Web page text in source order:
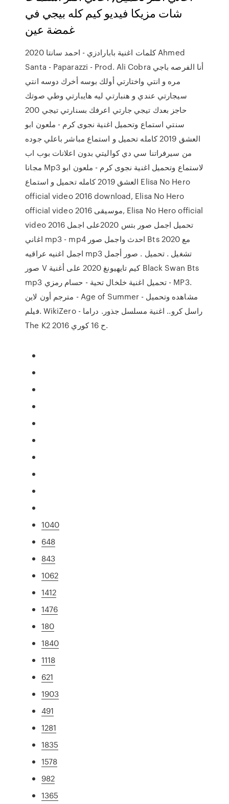
شات مزيكا فيديو كيم كله بيجي في
غمضة عين
كلمات اغنية بابارادزي - احمد سانتا 2020 Ahmed
Santa - Paparazzi - Prod. Ali Cobra أنا الفرصه باجي
مره و انتي واختارتي أولك بوسه أخرك دوسه انتي
سيجارتي عندي و هنبارتي ليه هايبارتي وطي صوتك
حاجز بعدك تيجي جارتي اعرفك بسنارتي تيجي 200
سنتي استماع وتحميل اغنية نجوى كرم - ملعون ابو
العشق 2019 كامله تحميل و استماع مباشر باعلي جوده
من سيرفراتنا سي دي كواليتي بدون اعلانات بوب اب
مجانا Mp3 لاستماع وتحميل اغنية نجوى كرم - ملعون ابو
العشق 2019 كامله تحميل و استماع Elisa No Hero
official video 2016 download, Elisa No Hero
official video 2016 موسيقى, Elisa No Hero official
video 2016 تحميل اجمل صور بتس 2020على اجمل
اغاني mp3 - mp4 احدث واجمل صور Bts 2020 مع
اجمل اغنيه عراقيه mp3 تشغيل . تحميل . صور أجمل
صور V كيم تايهيونغ 2020 على أغنية Black Swan Bts
mp3 تحميل اغنية خلخال تحية - حسام رمزي - MP3.
مترجم أون لاين - Age of Summer - مشاهده وتحميل
فيلم. WikiZero - راسل كرو.. اغنية مسلسل جذور. دراما
The K2 2016 ح 16 كوري.
1040
648
843
1062
1412
1476
180
1840
1118
621
1903
491
1281
1835
1578
982
1365